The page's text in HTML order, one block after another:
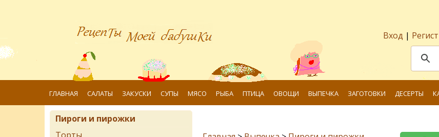
Вход |
ГЛАВНАЯ САЛАТЫ ЗАКУСКИ СУПЫ МЯСО РЫБА ПТИЦА ОВОЩИ ВЫПЕЧКА ЗАГОТОВКИ ДЕСЕРТЫ
Пироги и пирожки